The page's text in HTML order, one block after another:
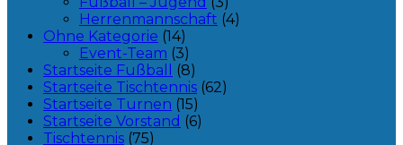
Herrenmannschaft (4)
Ohne Kategorie (14)
Event-Team (3)
Startseite Fußball
(8)
Startseite Tischtennis (62)
Startseite Turnen (15)
Startseite Vorstand (6)
Tischtennis (75)